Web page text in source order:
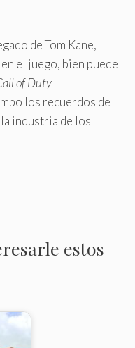
de Tom Kane,
el juego, bien puede
of Duty
los recuerdos de
industria de los
estos